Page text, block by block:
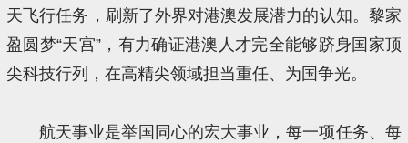
天飞行任务，刷新了外界对港澳发展潜力的认知。黎家
盈圆梦“天宫”，有力确证港澳人才完全能够跻身国家顶
尖科技行列，在高精尖领域担当重任、为国争光。
航天事业是举国同心的宏大事业，每一项任务、每